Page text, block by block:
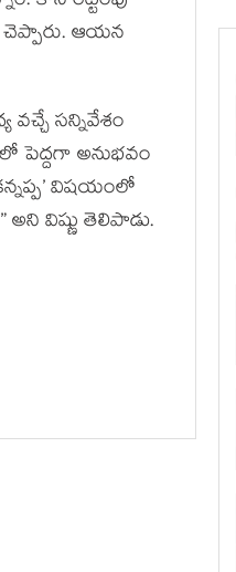
చెప్పారు. ఆయన
వచ్చే సన్నివేశం
పెద్దగా అనుభవం
విషయంలో
అని విష్ణు తెలిపాడు.